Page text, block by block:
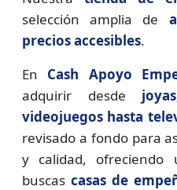
selección amplia de
precios accesibles.
En Cash Apoyo
adquirir desde
videojuegos hasta
revisado a fondo para
y calidad, ofreciendo
buscas casas de